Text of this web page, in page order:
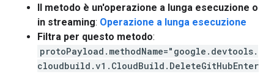
Il metodo è un'operazione a lunga esecuzione o
in streaming: Operazione a lunga esecuzione
Filtra per questo metodo:
protoPayload.methodName="google.devtools.
cloudbuild.v1.CloudBuild.DeleteGitHubEnter